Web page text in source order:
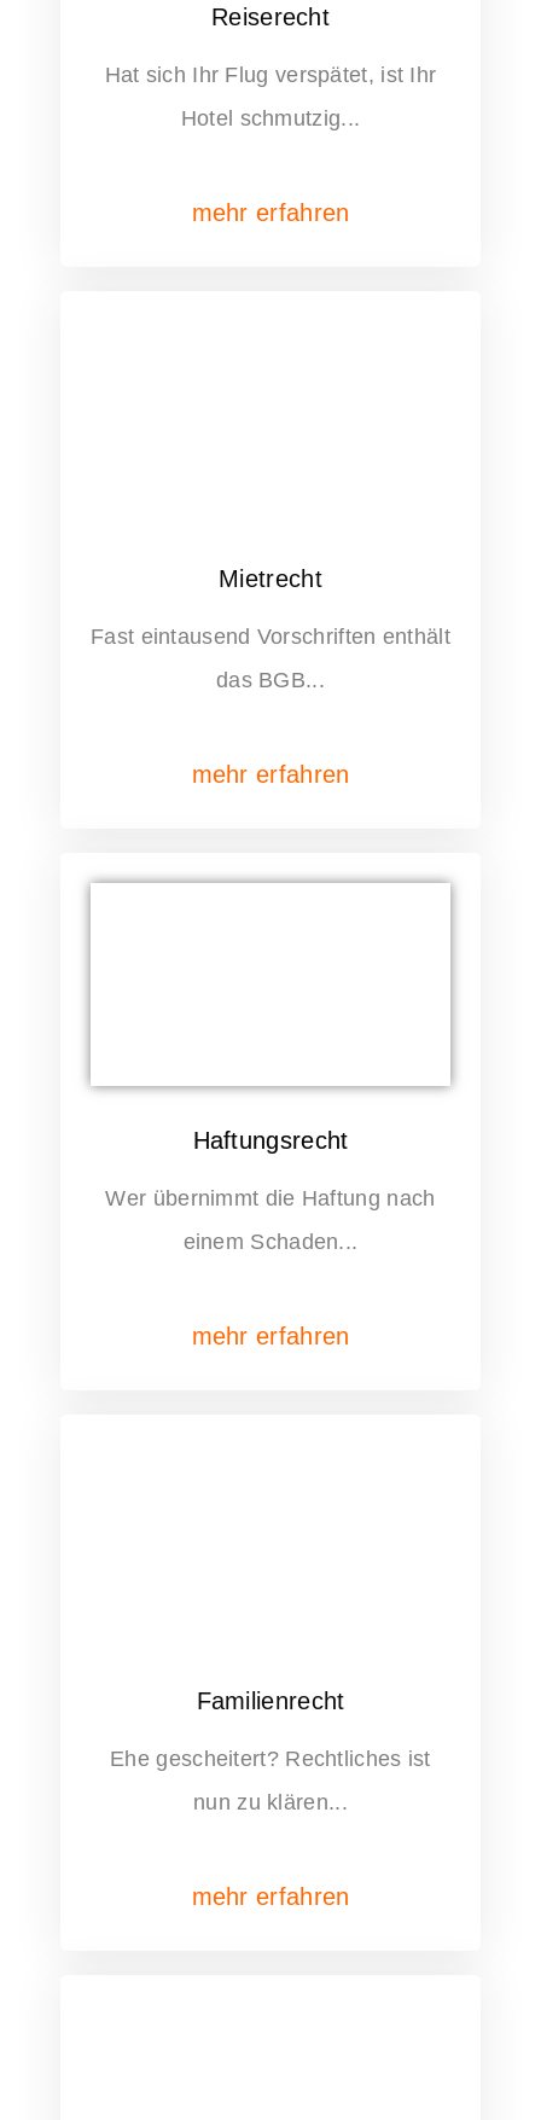
Reiserecht
Hat sich Ihr Flug verspätet, ist Ihr
Hotel schmutzig...
mehr erfahren
Mietrecht
Fast eintausend Vorschriften enthält
das BGB...
mehr erfahren
Haftungsrecht
Wer übernimmt die Haftung nach
einem Schaden...
mehr erfahren
Familienrecht
Ehe gescheitert? Rechtliches ist
nun zu klären...
mehr erfahren